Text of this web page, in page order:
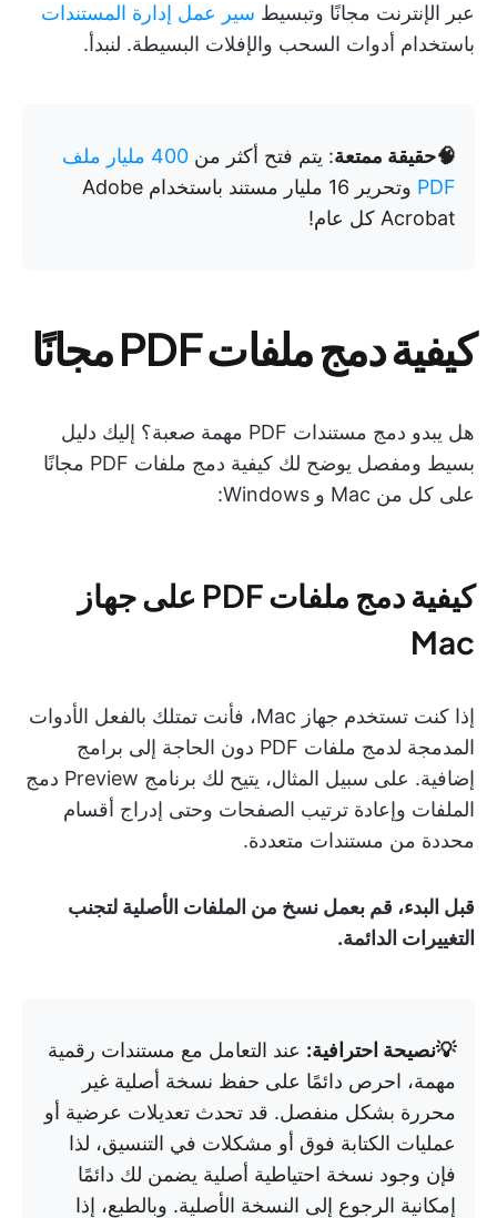
عبر الإنترنت مجانًا وتبسيط سير عمل إدارة المستندات
باستخدام أدوات السحب والإفلات البسيطة. لنبدأ.
🧠حقيقة ممتعة: يتم فتح أكثر من
400 مليار ملف
PDF
وتحرير 16 مليار مستند باستخدام Adobe
Acrobat كل عام!
كيفية دمج ملفات PDF مجانًا
هل يبدو دمج مستندات PDF مهمة صعبة؟ إليك دليل
بسيط ومفصل يوضح لك كيفية دمج ملفات PDF مجانًا
على كل من Mac و Windows:
كيفية دمج ملفات PDF على جهاز
Mac
إذا كنت تستخدم جهاز Mac، فأنت تمتلك بالفعل الأدوات
المدمجة لدمج ملفات PDF دون الحاجة إلى برامج
إضافية. على سبيل المثال، يتيح لك برنامج Preview دمج
الملفات وإعادة ترتيب الصفحات وحتى إدراج أقسام
محددة من مستندات متعددة.
قبل البدء، قم بعمل نسخ من الملفات الأصلية لتجنب
التغييرات الدائمة.
💡نصيحة احترافية: عند التعامل مع مستندات رقمية
مهمة، احرص دائمًا على حفظ نسخة أصلية غير
محررة بشكل منفصل. قد تحدث تعديلات عرضية أو
عمليات الكتابة فوق أو مشكلات في التنسيق، لذا
فإن وجود نسخة احتياطية أصلية يضمن لك دائمًا
إمكانية الرجوع إلى النسخة الأصلية. وبالطبع، إذا